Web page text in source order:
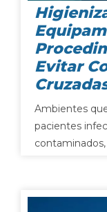
Evitar
Ambientes
pacientes
superfícies.